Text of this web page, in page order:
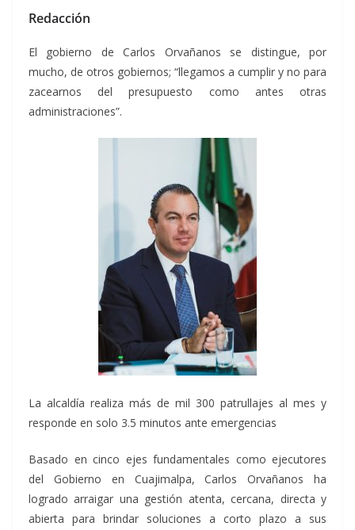
Redacción
El gobierno de Carlos Orvañanos se distingue, por
mucho, de otros gobiernos; “llegamos a cumplir y no para
zacearnos del presupuesto como antes otras
administraciones”.
La alcaldía realiza más de mil 300 patrullajes al mes y
responde en solo 3.5 minutos ante emergencias
Basado en cinco ejes fundamentales como ejecutores
del Gobierno en Cuajimalpa, Carlos Orvañanos ha
logrado arraigar una gestión atenta, cercana, directa y
abierta para brindar soluciones a corto plazo a sus